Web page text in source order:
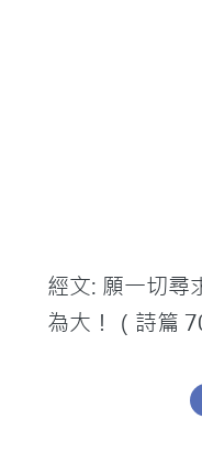
經文: 願一切尋
為大！（詩篇